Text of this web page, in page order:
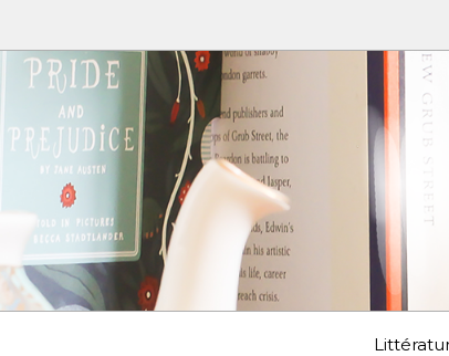
to
content
VOYAGES